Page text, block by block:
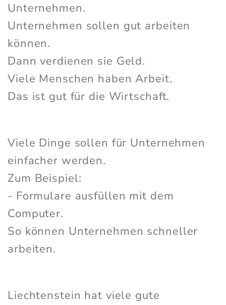
Unternehmen.
Unternehmen sollen gut arbeiten
können.
Dann verdienen sie Geld.
Viele Menschen haben Arbeit.
Das ist gut für die Wirtschaft.
Viele Dinge sollen für Unternehmen
einfacher werden.
Zum Beispiel:
- Formulare ausfüllen mit dem
Computer.
So können Unternehmen schneller
arbeiten.
Liechtenstein hat viele gute